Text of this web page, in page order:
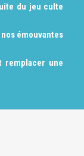
du jeu culte
émouvantes
remplacer une